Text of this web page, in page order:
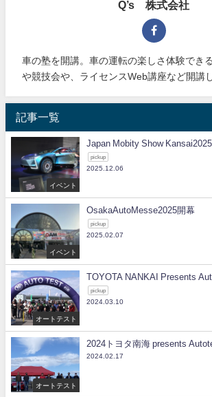
Q’s 株式会社
車の塾を開講。車の運転の楽しさ体験でき
や競技会や、ライセンスWeb講座など開講
記事一覧
イベント
Japan Mobity Show Kansai2025
pickup
2025.12.06
イベント
OsakaAutoMesse2025開幕
pickup
2025.02.07
オートテスト
TOYOTA NANKAI Presents
pickup
2024.03.10
オートテスト
2024トヨタ南海 presents
2024.02.17